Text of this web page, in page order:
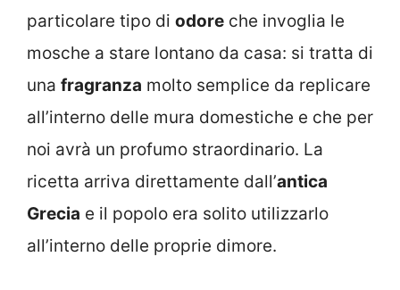
particolare tipo di odore che invoglia le
mosche a stare lontano da casa: si tratta di
una fragranza molto semplice da replicare
all’interno delle mura domestiche e che per
noi avrà un profumo straordinario. La
ricetta arriva direttamente dall’antica
Grecia e il popolo era solito utilizzarlo
all’interno delle proprie dimore.